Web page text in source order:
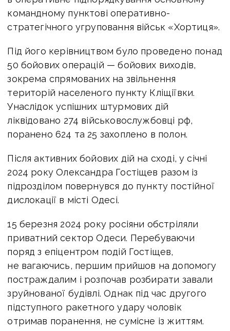
командному пунктові оперативно-
стратегічного угруповання військ «Хортиця».
Під його керівництвом було проведено понад
50 бойових операцій — бойових виходів,
зокрема спрямованих на звільнення
територій населеного пункту Кліщіївки.
Унаслідок успішних штурмових дій
ліквідовано 274 військовослужбовці рф,
поранено 624 та 25 захоплено в полон.
Після активних бойових дій на сході, у січні
2024 року Олександра Гостіщев разом із
підрозділом повернувся до пункту постійної
дислокації в місті Одесі.
15 березня 2024 року росіяни обстріляли
приватний сектор Одеси. Перебуваючи
поряд з епіцентром подій Гостіщев,
не вагаючись, першим прийшов на допомогу
постраждалим і розпочав розбирати завали
зруйнованої будівлі. Однак під час другого
підступного ракетного удару чоловік
отримав поранення, не сумісне із життям.